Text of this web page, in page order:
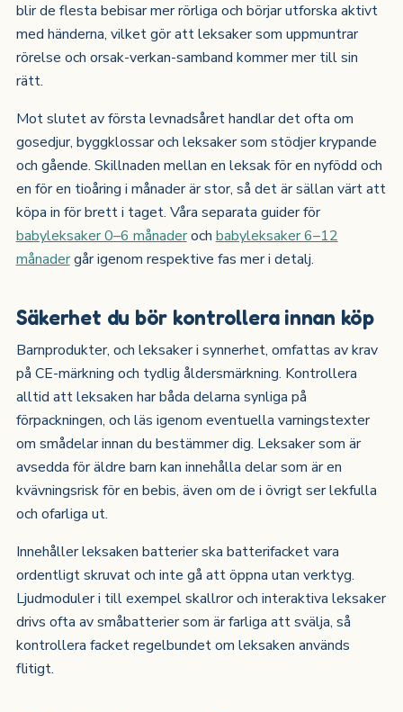
blir de flesta bebisar mer rörliga och börjar utforska aktivt
med händerna, vilket gör att leksaker som uppmuntrar
rörelse och orsak-verkan-samband kommer mer till sin
rätt.
Mot slutet av första levnadsåret handlar det ofta om
gosedjur, byggklossar och leksaker som stödjer krypande
och gående. Skillnaden mellan en leksak för en nyfödd och
en för en tioåring i månader är stor, så det är sällan värt att
köpa in för brett i taget. Våra separata guider för
babyleksaker 0–6 månaderochbabyleksaker 6–12
månadergår igenom respektive fas mer i detalj.
Säkerhet du bör kontrollera innan köp
Barnprodukter, och leksaker i synnerhet, omfattas av krav
på CE-märkning och tydlig åldersmärkning. Kontrollera
alltid att leksaken har båda delarna synliga på
förpackningen, och läs igenom eventuella varningstexter
om smådelar innan du bestämmer dig. Leksaker som är
avsedda för äldre barn kan innehålla delar som är en
kvävningsrisk för en bebis, även om de i övrigt ser lekfulla
och ofarliga ut.
Innehåller leksaken batterier ska batterifacket vara
ordentligt skruvat och inte gå att öppna utan verktyg.
Ljudmoduler i till exempel skallror och interaktiva leksaker
drivs ofta av småbatterier som är farliga att svälja, så
kontrollera facket regelbundet om leksaken används
flitigt.